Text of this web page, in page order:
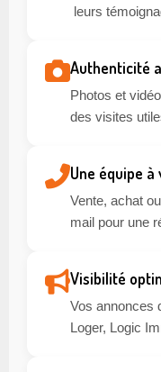
leurs
Authenticité
Photos et
des visites
Une équipe
Vente, achat
mail pour une
Visibilité
Vos annonces
Loger, Logic